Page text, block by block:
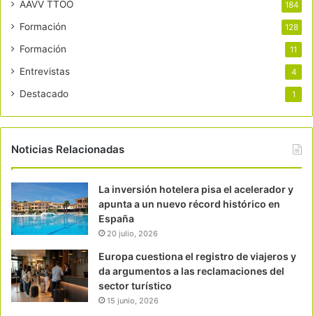
AAVV TTOO 184
Formación 128
Formación 11
Entrevistas 4
Destacado 1
Noticias Relacionadas
La inversión hotelera pisa el acelerador y
apunta a un nuevo récord histórico en
España
20 julio, 2026
Europa cuestiona el registro de viajeros y
da argumentos a las reclamaciones del
sector turístico
15 junio, 2026